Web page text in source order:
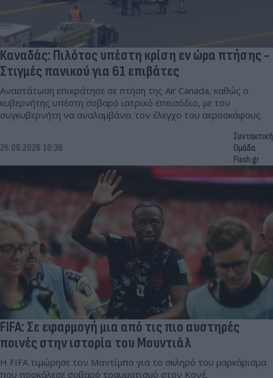
Καναδάς: Πιλότος υπέστη κρίση εν ώρα πτήσης -
Στιγμές πανικού για 61 επιβάτες
Αναστάτωση επικράτησε σε πτήση της Air Canada, καθώς ο
κυβερνήτης υπέστη σοβαρό ιατρικό επεισόδιο, με τον
συγκυβερνήτη να αναλαμβάνει τον έλεγχο του αεροσκάφους.
26.06.2026 10:36
Συντακτική
Ομάδα
Flash.gr
FIFA: Σε εφαρμογή μια από τις πιο αυστηρές
ποινές στην ιστορία του Μουντιάλ
Η FIFA τιμώρησε τον Μαντίμπο για το σκληρό του μαρκάρισμα
που προκάλεσε σοβαρό τραυματισμό στον Κονέ.